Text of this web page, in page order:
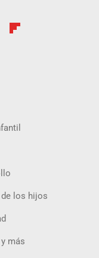
de los hijos
más